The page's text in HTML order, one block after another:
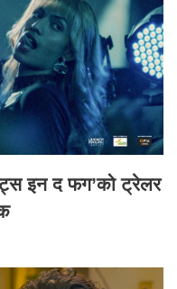
इन द फग’को ट्रेलर